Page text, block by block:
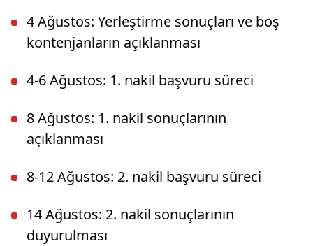
4 Ağustos: Yerleştirme sonuçları ve boş
kontenjanların açıklanması
4-6 Ağustos: 1. nakil başvuru süreci
8 Ağustos: 1. nakil sonuçlarının
açıklanması
8-12 Ağustos: 2. nakil başvuru süreci
14 Ağustos: 2. nakil sonuçlarının
duyurulması